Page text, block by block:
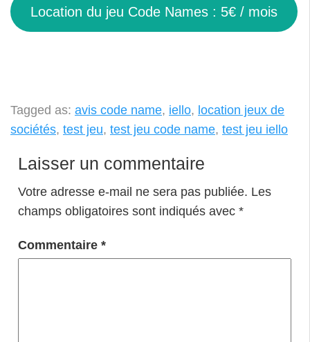
Location du jeu Code Names : 5€ / mois
Tagged as: avis code name, iello, location jeux de
sociétés, test jeu, test jeu code name, test jeu iello
Laisser un commentaire
Votre adresse e-mail ne sera pas publiée. Les
champs obligatoires sont indiqués avec *
Commentaire *